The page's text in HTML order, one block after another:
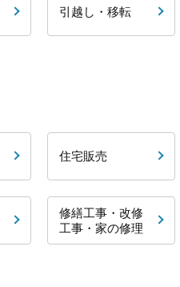
引越し・移転
住宅販売
修繕工事・改修
工事・家の修理